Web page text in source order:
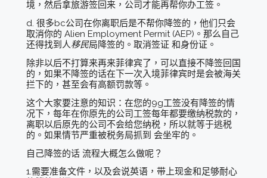
境，然后拿旅游签回来，公司才能再帮你办工签。
d. 很多bc公司在你离职后是不帮你降签的，他们只会
取消你的 Alien Employment Permit (AEP)。那么自己
还得找到人移民局降签的。取消签证 和身份证。
除非以后不打算来再来菲律宾了，可以直接不降签回国
的，如果不降签的话在下一次入境菲律宾时是会被海关
拦下的，甚至会有高额罚款等。
这个大家要注意的知识：在您的9g工签没有降签的情
况下，每年在你原先的公司工签每年都要缴纳税款的，
离职以后原先的公司不会给您纳税，所以就等于逃税
的。如果情节严重被税务局抓到 会坐牢的。
自己降签的话 流程大概怎么做呢？
1.需要准备文件，以及会说英语，带上现金和足够耐心